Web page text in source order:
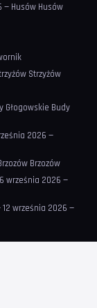
— Husów Husów
Strzyżów
Budy
2026 —
Brzozów
września 2026 —
września 2026 —